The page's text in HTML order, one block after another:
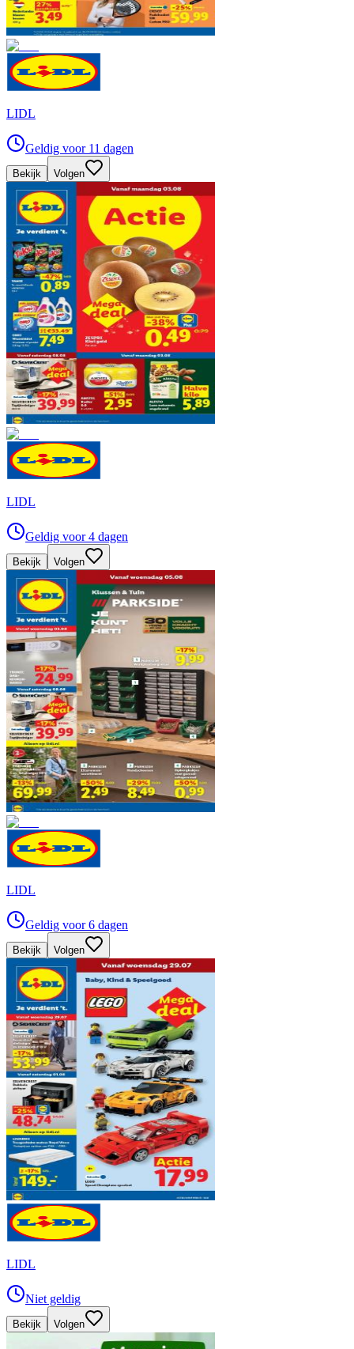
LIDL
Geldig voor 11 dagen
Bekijk Volgen
LIDL
Geldig voor 4 dagen
Bekijk Volgen
LIDL
Geldig voor 6 dagen
Bekijk Volgen
LIDL
Niet geldig
Bekijk Volgen